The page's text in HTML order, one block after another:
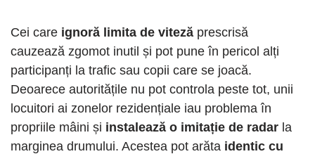
Cei care ignoră limita de viteză prescrisă
cauzează zgomot inutil și pot pune în pericol alți
participanți la trafic sau copii care se joacă.
Deoarece autoritățile nu pot controla peste tot, unii
locuitori ai zonelor rezidențiale iau problema în
propriile mâini și instalează o imitație de radar la
marginea drumului. Acestea pot arăta identic cu